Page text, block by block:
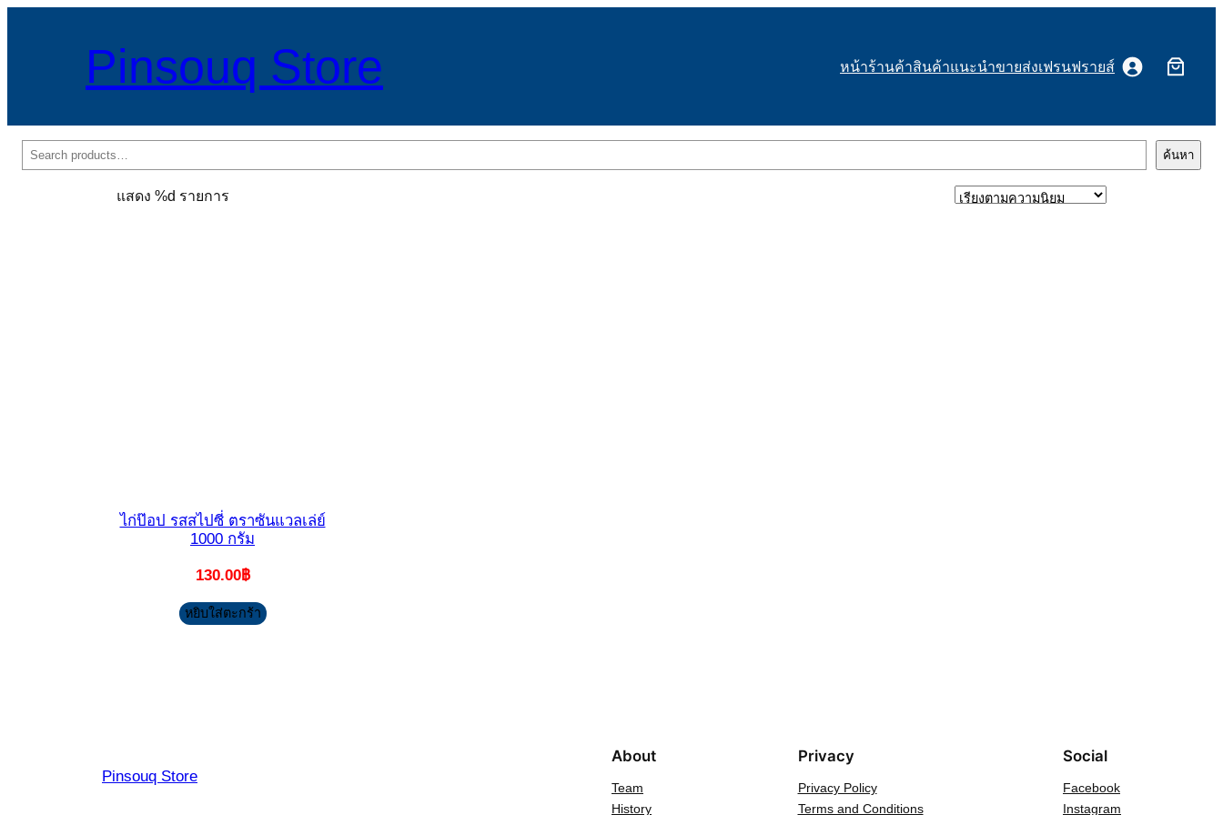
Pinsouq Store หน้าร้านค้าสินค้าแนะนำขายส่งเฟรนฟรายส์
ค้นหา ค้นหา
แสดง %d รายการ
ไก่ป๊อป รสสไปซี่ ตราซันแวลเล่ย์
1000 กรัม
130.00฿
หยิบใส่ตะกร้า
Pinsouq Store
About
Team
History
Privacy
Privacy Policy
Terms and Conditions
Social
Facebook
Instagram